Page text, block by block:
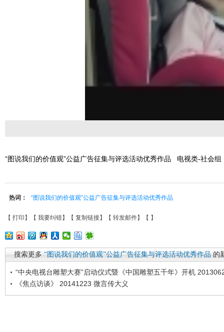
“图说我们的价值观”公益广告征集与评选活动优秀作品 电视类-社会
热词： “图说我们的价值观”公益广告征集与评选活动优秀作品
【 打印 】【 我要纠错】【 复制链接】【 转发邮件】【 】
搜索更多 “图说我们的价值观”公益广告征集与评选活动优秀作品 的
“中央电视台雕塑大赛”启动仪式暨《中国雕塑五千年》开机
《焦点访谈》 20141223 微言传大义